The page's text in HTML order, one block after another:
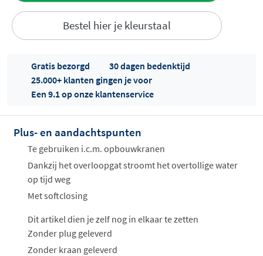
Bestel hier je kleurstaal
Gratis bezorgd
30 dagen bedenktijd
25.000+ klanten gingen je voor
Een 9.1 op onze klantenservice
Plus- en aandachtspunten
Te gebruiken i.c.m. opbouwkranen
Dankzij het overloopgat stroomt het overtollige water
op tijd weg
Met softclosing
Dit artikel dien je zelf nog in elkaar te zetten
Zonder plug geleverd
Zonder kraan geleverd